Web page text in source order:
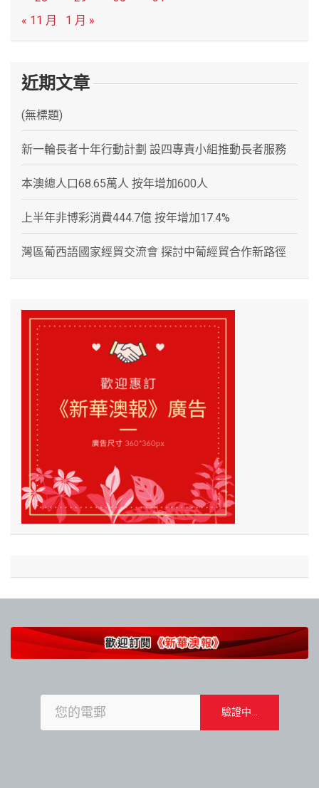
« 11 月
1 月 »
近期文章
(無標題)
新一輪長者十年行動計劃 設四專責小組推動長者服務
本澳總人口68.65萬人 按年增加600人
上半年非博彩消費444.7億 按年增加17.4%
灣區葡西語國家經貿交流會 探討中葡經貿合作新路徑